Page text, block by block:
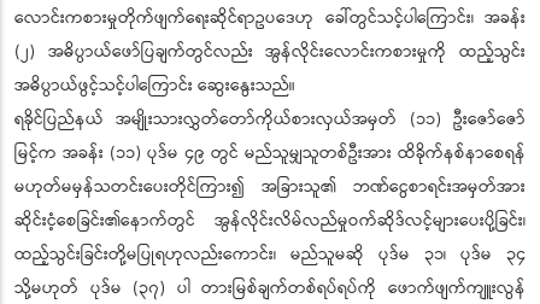
လောင်းကစားမှုတိုက်ဖျက်ရေးဆိုင်ရာဥပဒေဟု ခေါ်တွင်သင့်ပါကြောင်း၊ အခန်း
(၂) အဓိပ္ပာယ်ဖော်ပြချက်တွင်လည်း အွန်လိုင်းလောင်းကစားမှုကို ထည့်သွင်း
အဓိပ္ပာယ်ဖွင့်သင့်ပါကြောင်း ဆွေးနွေးသည်။
ရခိုင်ပြည်နယ် အမျိုးသားလွှတ်တော်ကိုယ်စားလှယ်အမှတ် (၁၁) ဦးဇော်ဇော်
မြင့်က အခန်း (၁၁) ပုဒ်မ ၄၉ တွင် မည်သူမျှသူတစ်ဦးအား ထိခိုက်နစ်နာစေရန်
မဟုတ်မမှန်သတင်းပေးတိုင်ကြား၍ အခြားသူ၏ ဘဏ်ငွေစာရင်းအမှတ်အား
ဆိုင်းငံ့စေခြင်း၏နောက်တွင် အွန်လိုင်းလိမ်လည်မှုဝက်ဆိုဒ်လင့်များပေးပို့ခြင်း၊
ထည့်သွင်းခြင်းတို့မပြုရဟုလည်းကောင်း၊ မည်သူမဆို ပုဒ်မ ၃၁၊ ပုဒ်မ ၃၄
သို့မဟုတ် ပုဒ်မ (၃၇) ပါ တားမြစ်ချက်တစ်ရပ်ရပ်ကို ဖောက်ဖျက်ကျူးလွန်